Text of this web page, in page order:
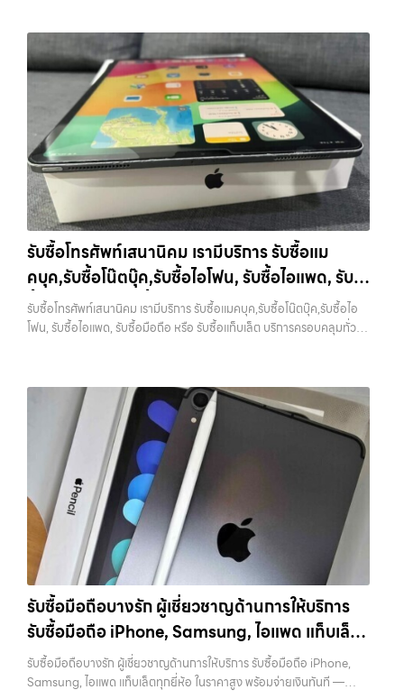
รับซื้อโทรศัพท์เสนานิคม เรามีบริการ รับซื้อแม
คบุค,รับซื้อโน๊ตบุ๊ค,รับซื้อไอโฟน, รับซื้อไอแพด, รับ
ซื้อมือถือ หรือ รับซื้อแท็บเล็ต บริการครอบคลุมทั่ว
กรุงเทพ และพื้นที่ใกล้เคียง
รับซื้อโทรศัพท์เสนานิคม เรามีบริการ รับซื้อแมคบุค,รับซื้อโน๊ตบุ๊ค,รับซื้อไอ
โฟน, รับซื้อไอแพด, รับซื้อมือถือ หรือ รับซื้อแท็บเล็ต บริการครอบคลุมทั่ว
ดา บางรัก แจ้งวัฒนะ บางแค วัชรพล รามอินทรา รับซื้อโทรศัพท์เสนานิคม
— เรามีบริการ รับซื้อแมคบุค,รับซื้อโน๊ตบุ๊ค,รับซื้อไอโฟน, รับซื้อไอแพด, รับ
ซื้อมือถือ หรือ รับซื้อแท็บเล็ต บริการครอบคลุมทั่วกรุงเทพ และพื้นที่ใกล้
เคียง รับซื้อโทรศัพท์เสนานิคม เรามีบริการ รับซื้อแมคบุค,รับซื้อโน๊ตบุ๊ค,รับ
ซื้อไอโฟน, รับซื้อไอแพด, รับซื้อมือถือ หรือ รับซื้อแท็บเล็ต บริการครอบคลุม
ทั่วกรุงเทพ… รับซื้อโทรศัพท์เสนานิคม รับซื้อ Samsung และมือถือ
Android ทุกยี่ห้อ ไม่ว่าจะรุ่นใหม่หรือรุ่นเก่า ประสบการณ์เหนือระดับกับ
การ รับซื้อไอโฟน, รับซื้อไอแพด, รับซื้อมือถือ ยินดีต้อนรับสู่ “รับซื้อขายมือ
ถือ.com” เว็บไซต์ที่คุณไว้วางใจได้ สำหรับบริการ รับซื้อ มือถือ iPhone,
Samsung, iPad, แท็บเล็ต ทุกยี่ห้อ ให้ราคาสูง พร้อมจ่ายเงินทันที
ครอบคลุมพื้นที่ ลาดพร้าว, รัชดา, บางรัก, แจ้งวัฒนะ, บางแค, วัชรพล,
รามอินทรา และเขตกรุงเทพฯ ใกล้ “ใกล้ ฉัน” ที่สุด ในยุคที่สมาร์ทโฟน
แท็บเล็ต และอุปกรณ์ไอทีใหม่ๆ เปลี่ยนรุ่นกันแทบทุกช่วงเวลา อุปกรณ์ที่คุณ
ใช้แล้วอาจกลายเป็นของที่ไม่ได้ใช้งานอยู่เฉยๆ เว็บไซต์ของเราจึงเกิดขึ้นเพื่อ
เป็นทางเลือกให้คุณสามารถเปลี่ยนอุปกรณ์ที่ไม่ใช้แล้วให้กลายเป็นเงินสดได้
ทันที ด้วยบริการ รับซื้อไอโฟน, รับซื้อไอแพด, รับซื้อมือถือ, รับซื้อโทรศัพท์,
รับซื้อโน๊ตบุ๊ค, รับซื้อแท็บเล็ต, รับซื้อสินค้าไอทีกรุงเทพมหานคร อย่างครบ
รับซื้อมือถือบางรัก ผู้เชี่ยวชาญด้านการให้บริการ
รับซื้อมือถือ iPhone, Samsung, ไอแพด แท็บเล็ต
ทุกยี่ห้อ ในราคาสูง พร้อมจ่ายเงินทันที
รับซื้อมือถือบางรัก ผู้เชี่ยวชาญด้านการให้บริการ รับซื้อมือถือ iPhone,
Samsung, ไอแพด แท็บเล็ตทุกยี่ห้อ ในราคาสูง พร้อมจ่ายเงินทันที —